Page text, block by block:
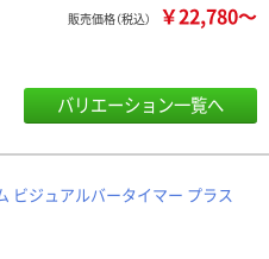
販売価格（税込） ￥22,780～
バリエーション一覧へ
ビジュアルバータイマー プラス